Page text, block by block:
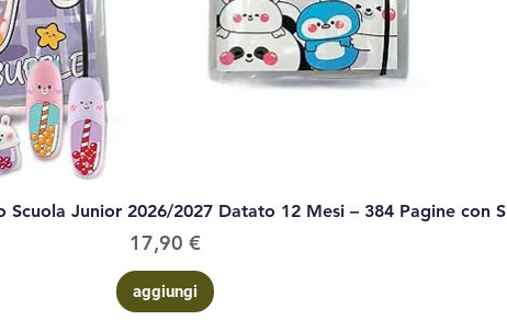
Vista rapida
Junior 2026/2027 Datato 12 Mesi – 384 Pagine con S
Prezzo
17,90 €
aggiungi